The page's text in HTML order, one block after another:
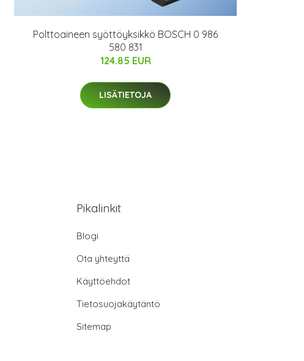
Polttoaineen syöttöyksikkö BOSCH 0 986
580 831
124.85 EUR
LISÄTIETOJA
Pikalinkit
Blogi
Ota yhteyttä
Käyttöehdot
Tietosuojakäytäntö
Sitemap